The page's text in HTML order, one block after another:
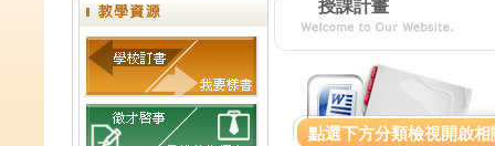
授課計畫
點選下方分類檢視開啟相